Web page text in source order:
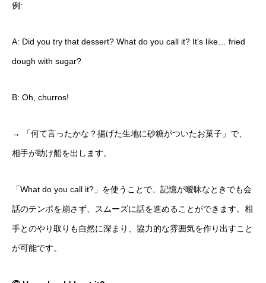
例:
A: Did you try that dessert? What do you call it? It’s like… fried
dough with sugar?
B: Oh, churros!
→ 「何て言ったかな？揚げた生地に砂糖がついたお菓子」で、
相手が助け船を出します。
「What do you call it?」を使うことで、記憶が曖昧なときでも会
話のテンポを崩さず、スムーズに話を進めることができます。相
手とのやり取りも自然に深まり、協力的な雰囲気を作り出すこと
が可能です。